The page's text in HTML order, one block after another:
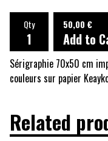
Qty 50,00 €
Add to
Sérigraphie 70x50 cm
couleurs sur papier
Related